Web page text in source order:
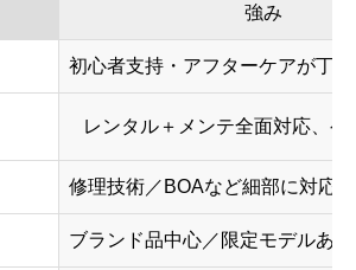
強み
初心者支持・アフターケアが丁寧
レンタル＋メンテ全面対応、ゲ
修理技術／BOAなど細部に対応
ブランド品中心／限定モデルあり